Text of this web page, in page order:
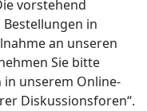
vorstehend
in
an unseren
Sie bitte
in unserem Online-
Diskussionsforen“.